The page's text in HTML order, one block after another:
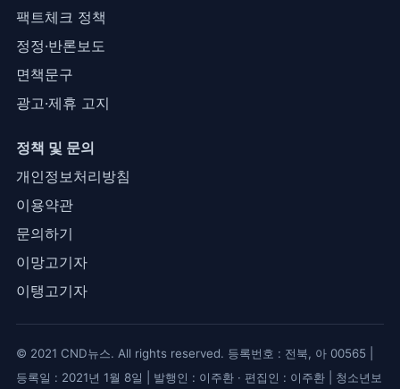
팩트체크 정책
정정·반론보도
면책문구
광고·제휴 고지
정책 및 문의
개인정보처리방침
이용약관
문의하기
이망고기자
이탱고기자
© 2021 CND뉴스. All rights reserved. 등록번호 : 전북, 아 00565 |
등록일 : 2021년 1월 8일 | 발행인 : 이주환 · 편집인 : 이주환 | 청소년보